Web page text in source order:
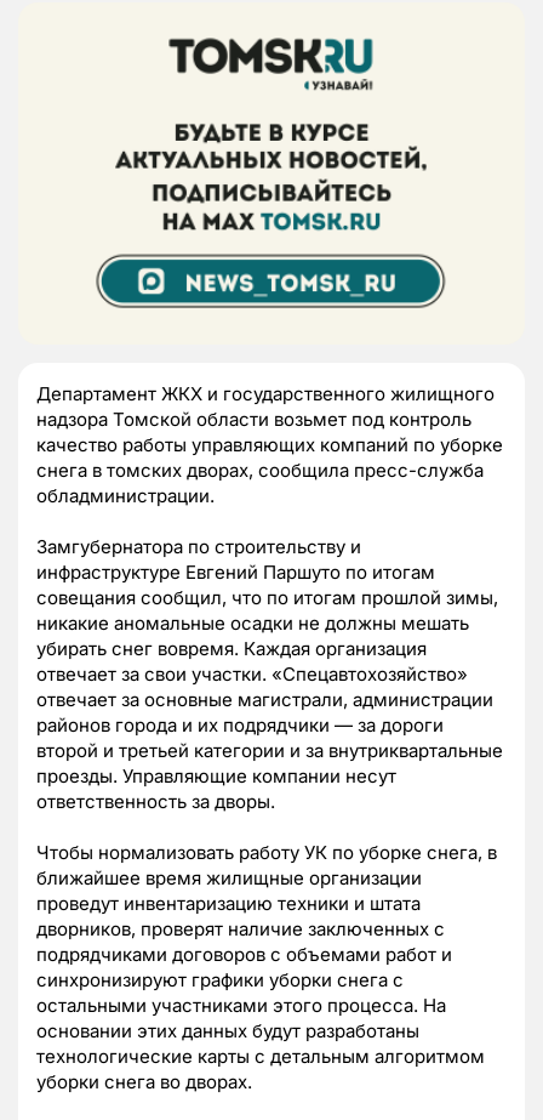
Департамент ЖКХ и государственного жилищного
надзора Томской области возьмет под контроль
качество работы управляющих компаний по уборке
снега в томских дворах, сообщила пресс-служба
обладминистрации.
Замгубернатора по строительству и
инфраструктуре Евгений Паршуто по итогам
совещания сообщил, что по итогам прошлой зимы,
никакие аномальные осадки не должны мешать
убирать снег вовремя. Каждая организация
отвечает за свои участки. «Спецавтохозяйство»
отвечает за основные магистрали, администрации
районов города и их подрядчики — за дороги
второй и третьей категории и за внутриквартальные
проезды. Управляющие компании несут
ответственность за дворы.
Чтобы нормализовать работу УК по уборке снега, в
ближайшее время жилищные организации
проведут инвентаризацию техники и штата
дворников, проверят наличие заключенных с
подрядчиками договоров с объемами работ и
синхронизируют графики уборки снега с
остальными участниками этого процесса. На
основании этих данных будут разработаны
технологические карты с детальным алгоритмом
уборки снега во дворах.